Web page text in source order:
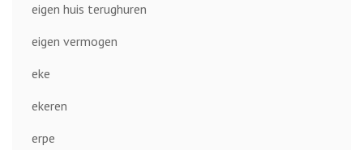
eigen huis terughuren
eigen vermogen
eke
ekeren
erpe